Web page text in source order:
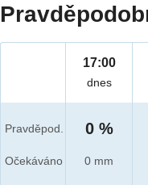
Pravděpod.
Očekáváno
17:00
dnes
0 %
0 mm